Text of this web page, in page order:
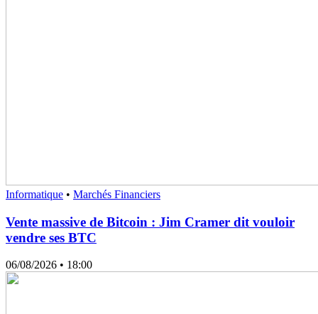
Informatique • Marchés Financiers
Vente massive de Bitcoin : Jim Cramer dit vouloir
vendre ses BTC
06/08/2026 • 18:00